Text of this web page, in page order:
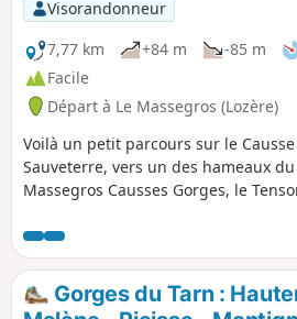
Visorandonneur
7,77 km
+84 m -85 m
Facile
Départ à Le Massegros (Lozère)
Voilà un petit parcours sur le
Sauveterre, vers un des hameaux du
Massegros Causses Gorges, le
cœur. L'itinéraire s'appuie sur des
du GR® de Pays Tour du Causse de
Sauveterre, qui permet de prolonger
découverte du Causse et
Gorges du Tarn :